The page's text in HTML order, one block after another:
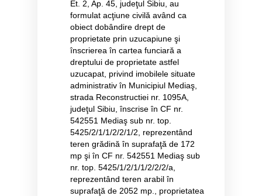
Et. 2, Ap. 45, judeţul Sibiu, au
formulat acţiune civilă având ca
obiect dobândire drept de
proprietate prin uzucapiune şi
înscrierea în cartea funciară a
dreptului de proprietate astfel
uzucapat, privind imobilele situate
administrativ în Municipiul Mediaş,
strada Reconstructiei nr. 1095A,
judeţul Sibiu, înscrise în CF nr.
542551 Mediaş sub nr. top.
5425/2/1/1/2/2/1/2, reprezentând
teren grădină în suprafaţă de 172
mp şi în CF nr. 542551 Mediaş sub
nr. top. 5425/1/2/1/1/2/2/2/a,
reprezentând teren arabil în
suprafaţă de 2052 mp., proprietatea